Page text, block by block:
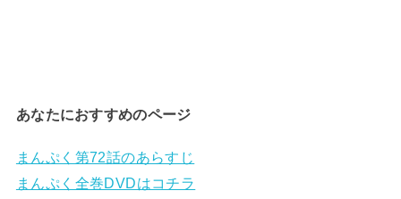
あなたにおすすめのページ
まんぷく第72話のあらすじ
まんぷく全巻DVDはコチラ